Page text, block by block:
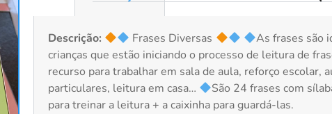
Descrição: Frases Diversas
As frases são
crianças que estão iniciando o processo de leitura de
recurso para trabalhar em sala de aula, reforço escolar,
particulares, leitura em casa…
São 24 frases com
para treinar a leitura + a caixinha para guardá-las.